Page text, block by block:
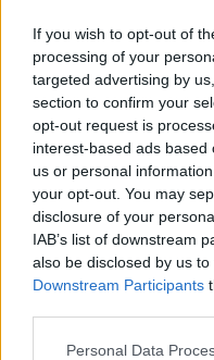
If you wish to opt-out of
processing of your
targeted advertising by
section to confirm your
opt-out request is
interest-based ads
us or personal
your opt-out. You may
disclosure of your
IAB’s list of downstream
also be disclosed by us
Downstream Participants
Personal Data
No al declassamento della
Sfreccia sulla
Ponte al Pino,
Sui treni
Lavori al
Ecco la giunta
Sostenibilità,